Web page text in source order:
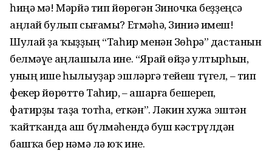
һиңә мә! Мәрйә тип йөрөгән Зиночка беҙҙеңсә
аңлай булып сығамы? Етмәһә, Зиниә имеш!
Шулай ҙа ҡыҙҙың “Таһир менән Зөһрә” дастанын
белмәүе аңлашыла ине. “Ярай өйҙә ултырһын,
уның ише һылыуҙар эшләргә тейеш түгел, – тип
фекер йөрөттө Таһир, – ашарға бешереп,
фатирҙы таҙа тотһа, еткән”. Ләкин хужа эштән
ҡайтҡанда аш бүлмәһендә буш кәстрүлдән
башҡа бер нәмә лә юҡ ине.